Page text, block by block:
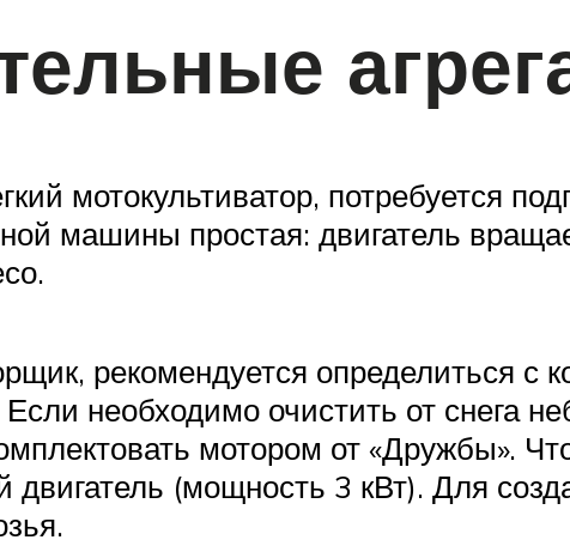
мотокультиватор, потребуется
машины простая: двигатель
рекомендуется определиться с
необходимо очистить от снега
мотором от «Дружбы».
двигатель (мощность 3 кВт). Для